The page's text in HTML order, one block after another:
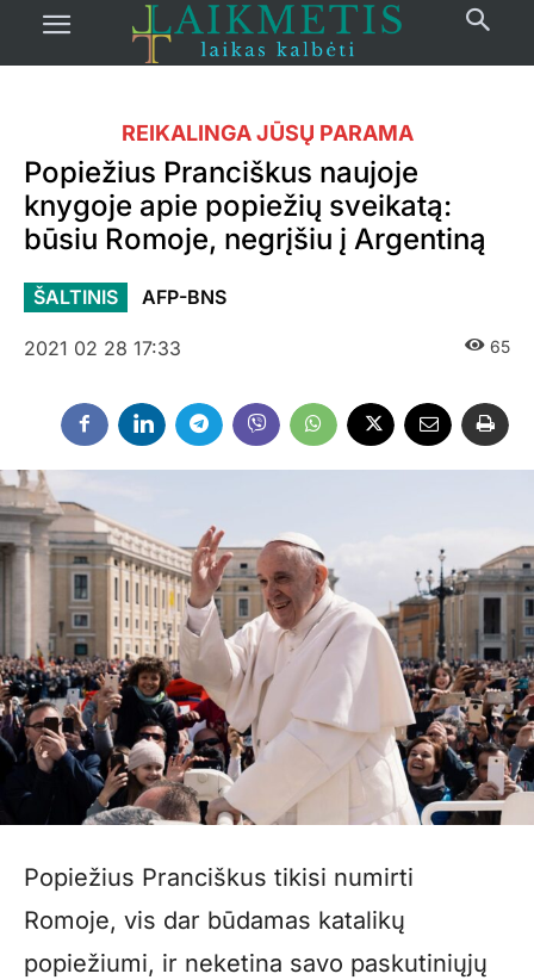
REIKALINGA JŪSŲ PARAMA
Popiežius Pranciškus naujoje
knygoje apie popiežių sveikatą:
būsiu Romoje, negrįšiu į Argentiną
ŠALTINIS AFP-BNS
2021 02 28 17:33 65
Popiežius Pranciškus tikisi numirti
Romoje, vis dar būdamas katalikų
popiežiumi, ir neketina savo paskutiniųjų